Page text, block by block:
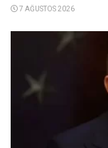
7 AĞUSTOS 2026